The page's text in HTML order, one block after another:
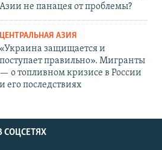
Азии не панацея от проблемы?
ЦЕНТРАЛЬНАЯ АЗИЯ
«Украина защищается и
поступает правильно». Мигранты
— о топливном кризисе в России
и его последствиях
СОЦСЕТЯХ